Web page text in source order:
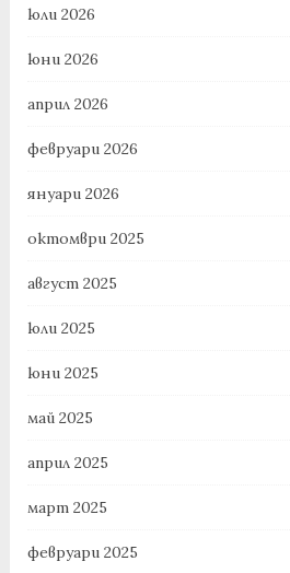
юли 2026
юни 2026
април 2026
февруари 2026
януари 2026
октомври 2025
август 2025
юли 2025
юни 2025
май 2025
април 2025
март 2025
февруари 2025